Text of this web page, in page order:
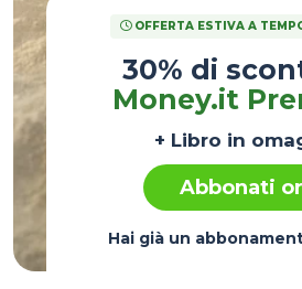
OFFERTA ESTIVA A
30% di
Money.it
+ Libro in
Abbonati
Hai già un